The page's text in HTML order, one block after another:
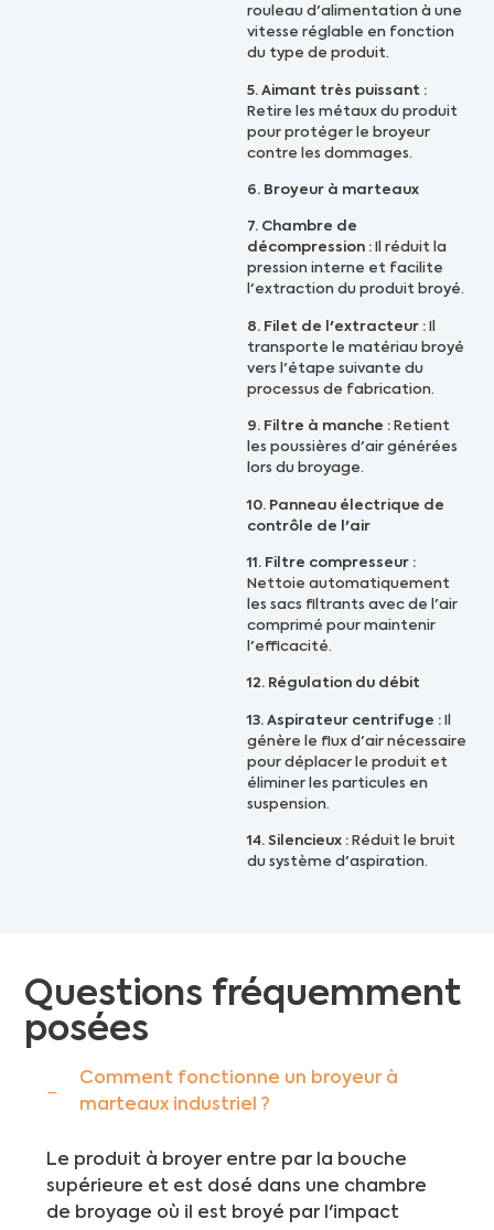
rouleau d'alimentation à une
vitesse réglable en fonction
du type de produit.
5. Aimant très puissant :
Retire les métaux du produit
pour protéger le broyeur
contre les dommages.
6. Broyeur à marteaux
7. Chambre de
décompression :
Il réduit la
pression interne et facilite
l'extraction du produit broyé.
8. Filet de l'extracteur :
transporte le matériau broyé
vers l'étape suivante du
processus de fabrication.
9. Filtre à manche : Retient
les poussières d'air générées
lors du broyage.
10. Panneau électrique de
contrôle de l'air
11. Filtre compresseur :
Nettoie automatiquement
les sacs filtrants avec de l'air
comprimé pour maintenir
l'efficacité.
12. Régulation du débit
13. Aspirateur centrifuge :
génère le flux d'air nécessaire
pour déplacer le produit et
éliminer les particules en
suspension.
14. Silencieux : Réduit le bruit
du système d'aspiration.
Questions fréquemment
posées
Comment fonctionne un broyeur à
marteaux industriel ?
Le produit à broyer entre par la bouche
supérieure et est dosé dans une chambre
de broyage où il est broyé par l'impact